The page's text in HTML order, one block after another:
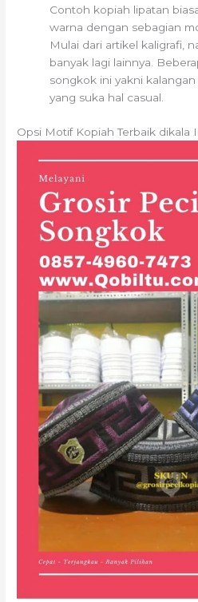
Contoh kopiah lipatan
warna dengan sebagian
Mulai dari artikel kaligrafi,
banyak lagi lainnya.
songkok ini yakni
yang suka hal casual.
Opsi Motif Kopiah Terbaik dikala